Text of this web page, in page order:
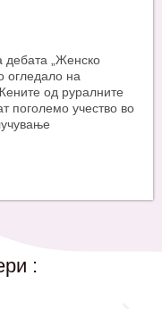
дебата „Женско
огледало на
од руралните
поголемо учество во
: